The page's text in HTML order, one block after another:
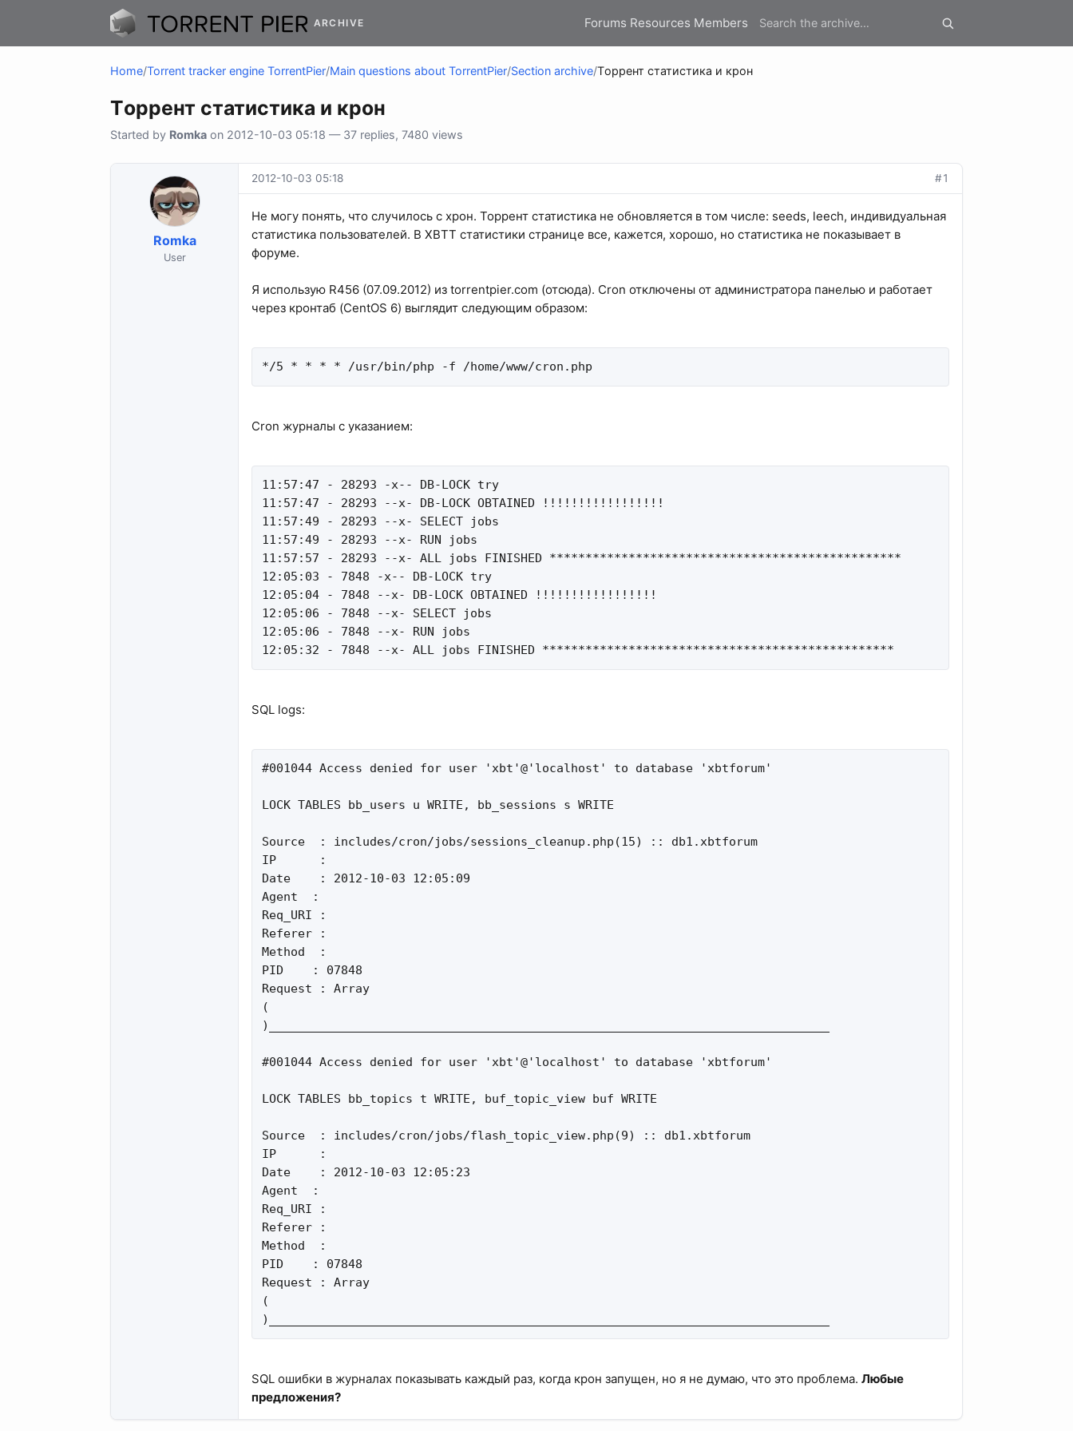
ARCHIVE Forums Resources Members
Home/Torrent tracker engine TorrentPier/Main questions about TorrentPier/Section archive/Tоррент статистика и крон
Tоррент статистика и крон
Started by Romka on 2012-10-03 05:18 — 37 replies, 7480 views
Romka
User
2012-10-03 05:18 #1
Не могу понять, что случилось с хрон. Торрент статистика не обновляется в том числе: seeds, leech, индивидуальная
статистика пользователей. В XBTT статистики странице все, кажется, хорошо, но статистика не показывает в
форуме.
Я использую R456 (07.09.2012) из torrentpier.com (отсюда). Cron отключены от администратора панелью и работает
через кронтаб (CentOS 6) выглядит следующим образом:
*/5 * * * * /usr/bin/php -f /home/www/cron.php
Cron журналы с указанием:
11:57:47 - 28293 -x-- DB-LOCK try
11:57:47 - 28293 --x- DB-LOCK OBTAINED !!!!!!!!!!!!!!!!!
11:57:49 - 28293 --x- SELECT jobs
11:57:49 - 28293 --x- RUN jobs
11:57:57 - 28293 --x- ALL jobs FINISHED *************************************************
12:05:03 - 7848 -x-- DB-LOCK try
12:05:04 - 7848 --x- DB-LOCK OBTAINED !!!!!!!!!!!!!!!!!
12:05:06 - 7848 --x- SELECT jobs
12:05:06 - 7848 --x- RUN jobs
12:05:32 - 7848 --x- ALL jobs FINISHED *************************************************
SQL logs:
#001044 Access denied for user 'xbt'@'localhost' to database 'xbtforum'
LOCK TABLES bb_users u WRITE, bb_sessions s WRITE
Source  : includes/cron/jobs/sessions_cleanup.php(15) :: db1.xbtforum
IP      :
Date    : 2012-10-03 12:05:09
Agent  :
Req_URI :
Referer :
Method  :
PID    : 07848
Request : Array
(
)______________________________________________________________________________
#001044 Access denied for user 'xbt'@'localhost' to database 'xbtforum'
LOCK TABLES bb_topics t WRITE, buf_topic_view buf WRITE
Source  : includes/cron/jobs/flash_topic_view.php(9) :: db1.xbtforum
IP      :
Date    : 2012-10-03 12:05:23
Agent  :
Req_URI :
Referer :
Method  :
PID    : 07848
Request : Array
(
)______________________________________________________________________________
SQL ошибки в журналах показывать каждый раз, когда крон запущен, но я не думаю, что это проблема. Любые
предложения?